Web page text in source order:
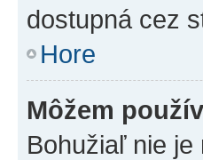
dostupná cez
Hore
Môžem
Bohužiaľ nie